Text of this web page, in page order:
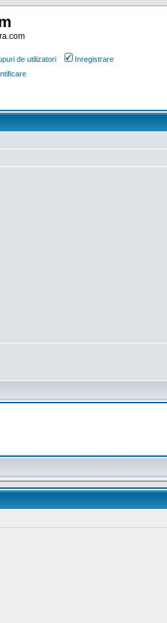
de utilizatori
Inregistrare